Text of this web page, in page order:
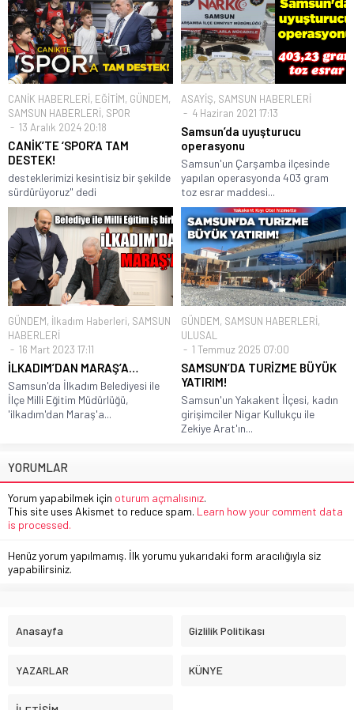
CANİK HABERLERİ, EĞİTİM, GÜNDEM,
SAMSUN HABERLERİ, SPOR
13 Aralık 2024 20:18
CANİK’TE ‘SPOR’A TAM
DESTEK!
desteklerimizi kesintisiz bir şekilde
sürdürüyoruz" dedi
ASAYİŞ, SAMSUN HABERLERİ
4 Haziran 2021 17:13
Samsun’da uyuşturucu
operasyonu
Samsun'un Çarşamba ilçesinde
yapılan operasyonda 403 gram
toz esrar maddesi...
GÜNDEM, İlkadım Haberleri, SAMSUN
HABERLERİ
16 Mart 2023 17:11
İLKADIM’DAN MARAŞ’A…
Samsun'da İlkadım Belediyesi ile
İlçe Milli Eğitim Müdürlüğü,
'ilkadım'dan Maraş'a...
GÜNDEM, SAMSUN HABERLERİ,
ULUSAL
1 Temmuz 2025 07:00
SAMSUN’DA TURİZME BÜYÜK
YATIRIM!
Samsun'un Yakakent İlçesi, kadın
girişimciler Nigar Kullukçu ile
Zekiye Arat'ın...
YORUMLAR
Yorum yapabilmek için oturum açmalısınız.
This site uses Akismet to reduce spam. Learn how your comment data
is processed.
Henüz yorum yapılmamış. İlk yorumu yukarıdaki form aracılığıyla siz
yapabilirsiniz.
Anasayfa Gizlilik Politikası
YAZARLAR KÜNYE